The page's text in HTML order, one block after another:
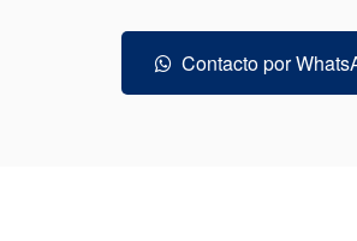
Contacto por